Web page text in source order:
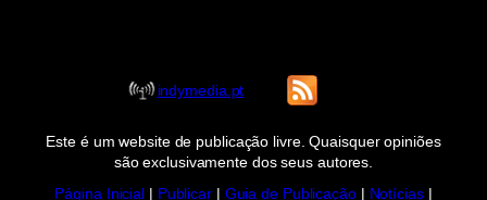
indymedia.pt
Este é um website de publicação livre. Quaisquer opiniões
são exclusivamente dos seus autores.
Página Inicial
Publicar| Guia de Publicação| Notícias|